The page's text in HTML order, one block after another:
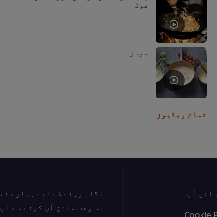
فوڈ
سوسز
تمام ویڈیوز
اَپ
Cookie
آگاہ رہنے کے لیے ہمارے
اس وقت سائن اَپ کرنے سے